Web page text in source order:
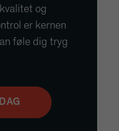
og
er kernen
føle dig tryg